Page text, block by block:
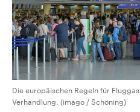
Die europäischen Regeln für
Verhandlung. (imago / Schöning)